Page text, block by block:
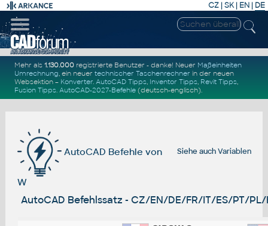
CZ | SK| EN | DE
Mehr als1.130.000 registrierte Benutzer - danke! Neuer Maßeinheiten
Umrechnung, ein neuertechnischer Taschenrechner in der neuen
Websektion – Konverter.AutoCAD Tipps, Inventor Tipps, Revit Tipps,
Fusion Tipps.AutoCAD-2027-Befehle (deutsch-englisch).
Siehe auchVariablen
AutoCAD Befehle von
W
AutoCAD Befehlssatz - CZ/EN/DE/FR/IT/ES/PT/PL/